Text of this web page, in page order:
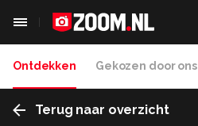
Ontdekken Gekozen door ons
Terug naar overzicht